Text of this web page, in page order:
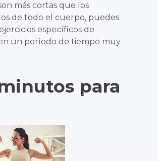
más cortas que los
de todo el cuerpo, puedes
específicos de
un período de tiempo muy
para